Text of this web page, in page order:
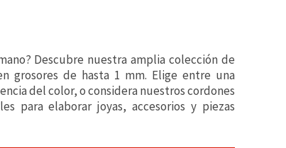
Descubre nuestra amplia colección de
grosores de hasta 1 mm. Elige entre una
del color, o considera nuestros cordones
para elaborar joyas, accesorios y piezas